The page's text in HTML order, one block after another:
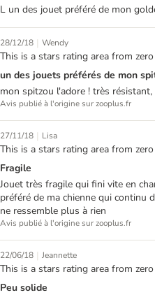
L un des jouet préféré de mon
28/12/18 | Wendy
This is a stars rating area from
un des jouets préférés de mon
mon spitzou l'adore ! très résistant,
Avis publié à l'origine sur zooplus.fr
27/11/18 | Lisa
This is a stars rating area from
Fragile
Jouet très fragile qui fini vite en
préféré de ma chienne qui continu
ne ressemble plus à rien
Avis publié à l'origine sur zooplus.fr
22/06/18 | Jeannette
This is a stars rating area from
Peu solide